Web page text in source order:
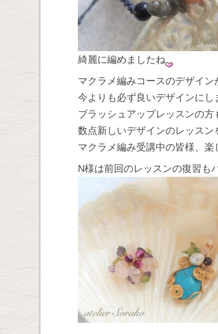
綺麗に編めましたね
マクラメ編みコースのデザイ
今よりも必ず良いデザインにし
ブラッシュアップレッスンの方
数点新しいデザインのレッスン
マクラメ編み受講中の皆様、
N様は前回のレッスンの復習も